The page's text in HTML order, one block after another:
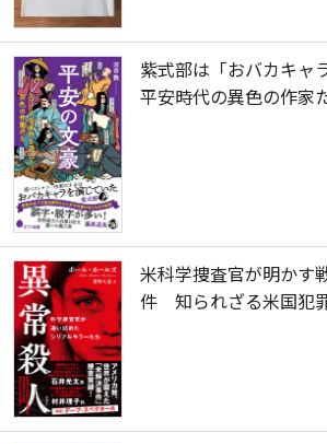
紫式部は「おバカキャ
平安時代の異色の作家
米科学捜査官が明かす
件 知られざる米国犯